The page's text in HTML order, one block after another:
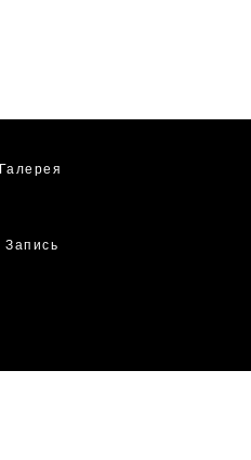
Галерея
Запись